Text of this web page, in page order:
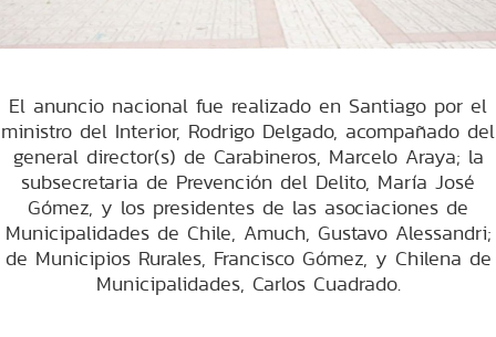
El anuncio nacional fue realizado en Santiago por el
ministro del Interior, Rodrigo Delgado, acompañado del
general director(s) de Carabineros, Marcelo Araya; la
subsecretaria de Prevención del Delito, María José
Gómez, y los presidentes de las asociaciones de
Municipalidades de Chile, Amuch, Gustavo Alessandri;
de Municipios Rurales, Francisco Gómez, y Chilena de
Municipalidades, Carlos Cuadrado.